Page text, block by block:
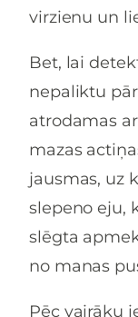
virzienu un
Bet, lai
nepaliktu
atrodamas
mazas
jausmas, uz
slepeno eju,
slēgta
no manas
Pēc vairāku